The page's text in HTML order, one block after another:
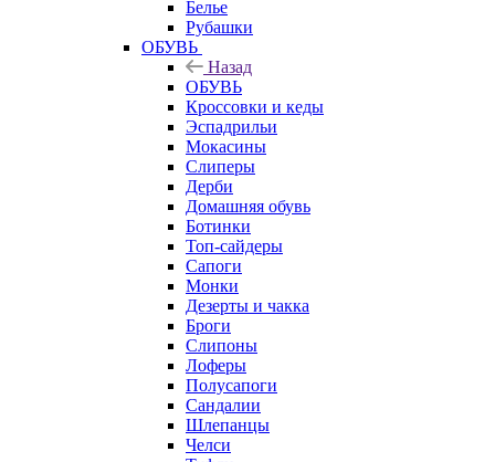
Белье
Рубашки
ОБУВЬ
Назад
ОБУВЬ
Кроссовки и кеды
Эспадрильи
Мокасины
Слиперы
Дерби
Домашняя обувь
Ботинки
Топ-сайдеры
Сапоги
Монки
Дезерты и чакка
Броги
Слипоны
Лоферы
Полусапоги
Сандалии
Шлепанцы
Челси